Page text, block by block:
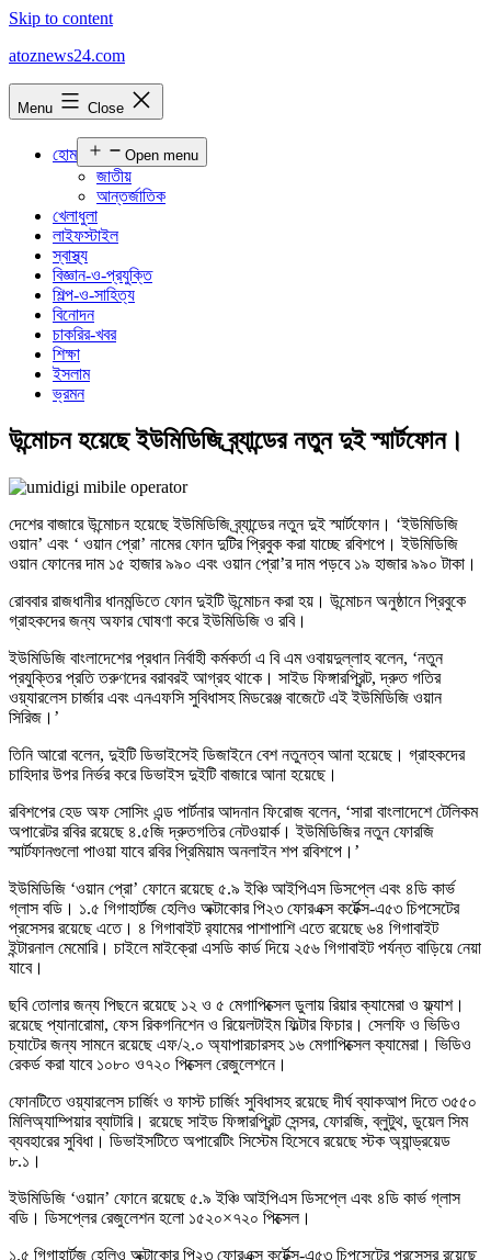
Skip to content
atoznews24.com
Menu Close
হোম Open menu
জাতীয়
আন্তর্জাতিক
খেলাধুলা
লাইফস্টাইল
স্বাস্থ্য
বিজ্ঞান-ও-প্রযুক্তি
শিল্প-ও-সাহিত্য
বিনোদন
চাকরির-খবর
শিক্ষা
ইসলাম
ভ্রমন
উন্মোচন হয়েছে ইউমিডিজি ব্র্যান্ডের নতুন দুই স্মার্টফোন।
দেশের বাজারে উন্মোচন হয়েছে ইউমিডিজি ব্র্যান্ডের নতুন দুই স্মার্টফোন। ‘ইউমিডিজি
ওয়ান’ এবং ‘ ওয়ান প্রো’ নামের ফোন দুটির প্রিবুক করা যাচ্ছে রবিশপে। ইউমিডিজি
ওয়ান ফোনের দাম ১৫ হাজার ৯৯০ এবং ওয়ান প্রো’র দাম পড়বে ১৯ হাজার ৯৯০ টাকা।
রোববার রাজধানীর ধানমন্ডিতে ফোন দুইটি উন্মোচন করা হয়। উন্মোচন অনুষ্ঠানে প্রিবুকে
গ্রাহকদের জন্য অফার ঘোষণা করে ইউমিডিজি ও রবি।
ইউমিডিজি বাংলাদেশের প্রধান নির্বাহী কর্মকর্তা এ বি এম ওবায়দুল্লাহ বলেন, ‘নতুন
প্রযুক্তির প্রতি তরুণদের বরাবরই আগ্রহ থাকে। সাইড ফিঙ্গারপ্রিন্ট, দ্রুত গতির
ওয়্যারলেস চার্জার এবং এনএফসি সুবিধাসহ মিডরেঞ্জ বাজেটে এই ইউমিডিজি ওয়ান
সিরিজ।’
তিনি আরো বলেন, দুইটি ডিভাইসেই ডিজাইনে বেশ নতুনত্ব আনা হয়েছে। গ্রাহকদের
চাহিদার উপর নির্ভর করে ডিভাইস দুইটি বাজারে আনা হয়েছে।
রবিশপের হেড অফ সোসিং এন্ড পার্টনার আদনান ফিরোজ বলেন, ‘সারা বাংলাদেশে টেলিকম
অপারেটর রবির রয়েছে ৪.৫জি দ্রুতগতির নেটওয়ার্ক। ইউমিডিজির নতুন ফোরজি
স্মার্টফানগুলো পাওয়া যাবে রবির প্রিমিয়াম অনলাইন শপ রবিশপে।’
ইউমিডিজি ‘ওয়ান প্রো’ ফোনে রয়েছে ৫.৯ ইঞ্চি আইপিএস ডিসপ্লে এবং ৪ডি কার্ভ
গ্লাস বডি। ১.৫ গিগাহার্টজ হেলিও অক্টাকোর পি২৩ ফোরএক্স কর্টেক্স-এ৫৩ চিপসেটের
প্রসেসর রয়েছে এতে। ৪ গিগাবাইট র‍্যামের পাশাপাশি এতে রয়েছে ৬৪ গিগাবাইট
ইন্টারনাল মেমোরি। চাইলে মাইক্রো এসডি কার্ড দিয়ে ২৫৬ গিগাবাইট পর্যন্ত বাড়িয়ে নেয়া
যাবে।
ছবি তোলার জন্য পিছনে রয়েছে ১২ ও ৫ মেগাপিক্সেল ডুলায় রিয়ার ক্যামেরা ও ফ্ল্যাশ।
রয়েছে প্যানারোমা, ফেস রিকগনিশেন ও রিয়েলটাইম ফিল্টার ফিচার। সেলফি ও ভিডিও
চ্যাটের জন্য সামনে রয়েছে এফ/২.০ অ্যাপারচারসহ ১৬ মেগাপিক্সেল ক্যামেরা। ভিডিও
রেকর্ড করা যাবে ১০৮০ ও৭২০ পিক্সেল রেজুলেশনে।
ফোনটিতে ওয়্যারলেস চার্জিং ও ফাস্ট চার্জিং সুবিধাসহ রয়েছে দীর্ঘ ব্যাকআপ দিতে ৩৫৫০
মিলিঅ্যাম্পিয়ার ব্যাটারি। রয়েছে সাইড ফিঙ্গারপ্রিন্ট সেন্সর, ফোরজি, ব্লুটুথ, ডুয়েল সিম
ব্যবহারের সুবিধা। ডিভাইসটিতে অপারেটিং সিস্টেম হিসেবে রয়েছে স্টক অ্যান্ড্রয়েড
৮.১।
ইউমিডিজি ‘ওয়ান’ ফোনে রয়েছে ৫.৯ ইঞ্চি আইপিএস ডিসপ্লে এবং ৪ডি কার্ভ গ্লাস
বডি। ডিসপ্লের রেজুলেশন হলো ১৫২০×৭২০ পিক্সেল।
১.৫ গিগাহার্টজ হেলিও অক্টাকোর পি২৩ ফোরএক্স কর্টেক্স-এ৫৩ চিপসেটের প্রসেসর রয়েছে